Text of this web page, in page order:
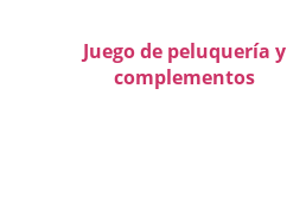
Juego de peluquería y
complementos